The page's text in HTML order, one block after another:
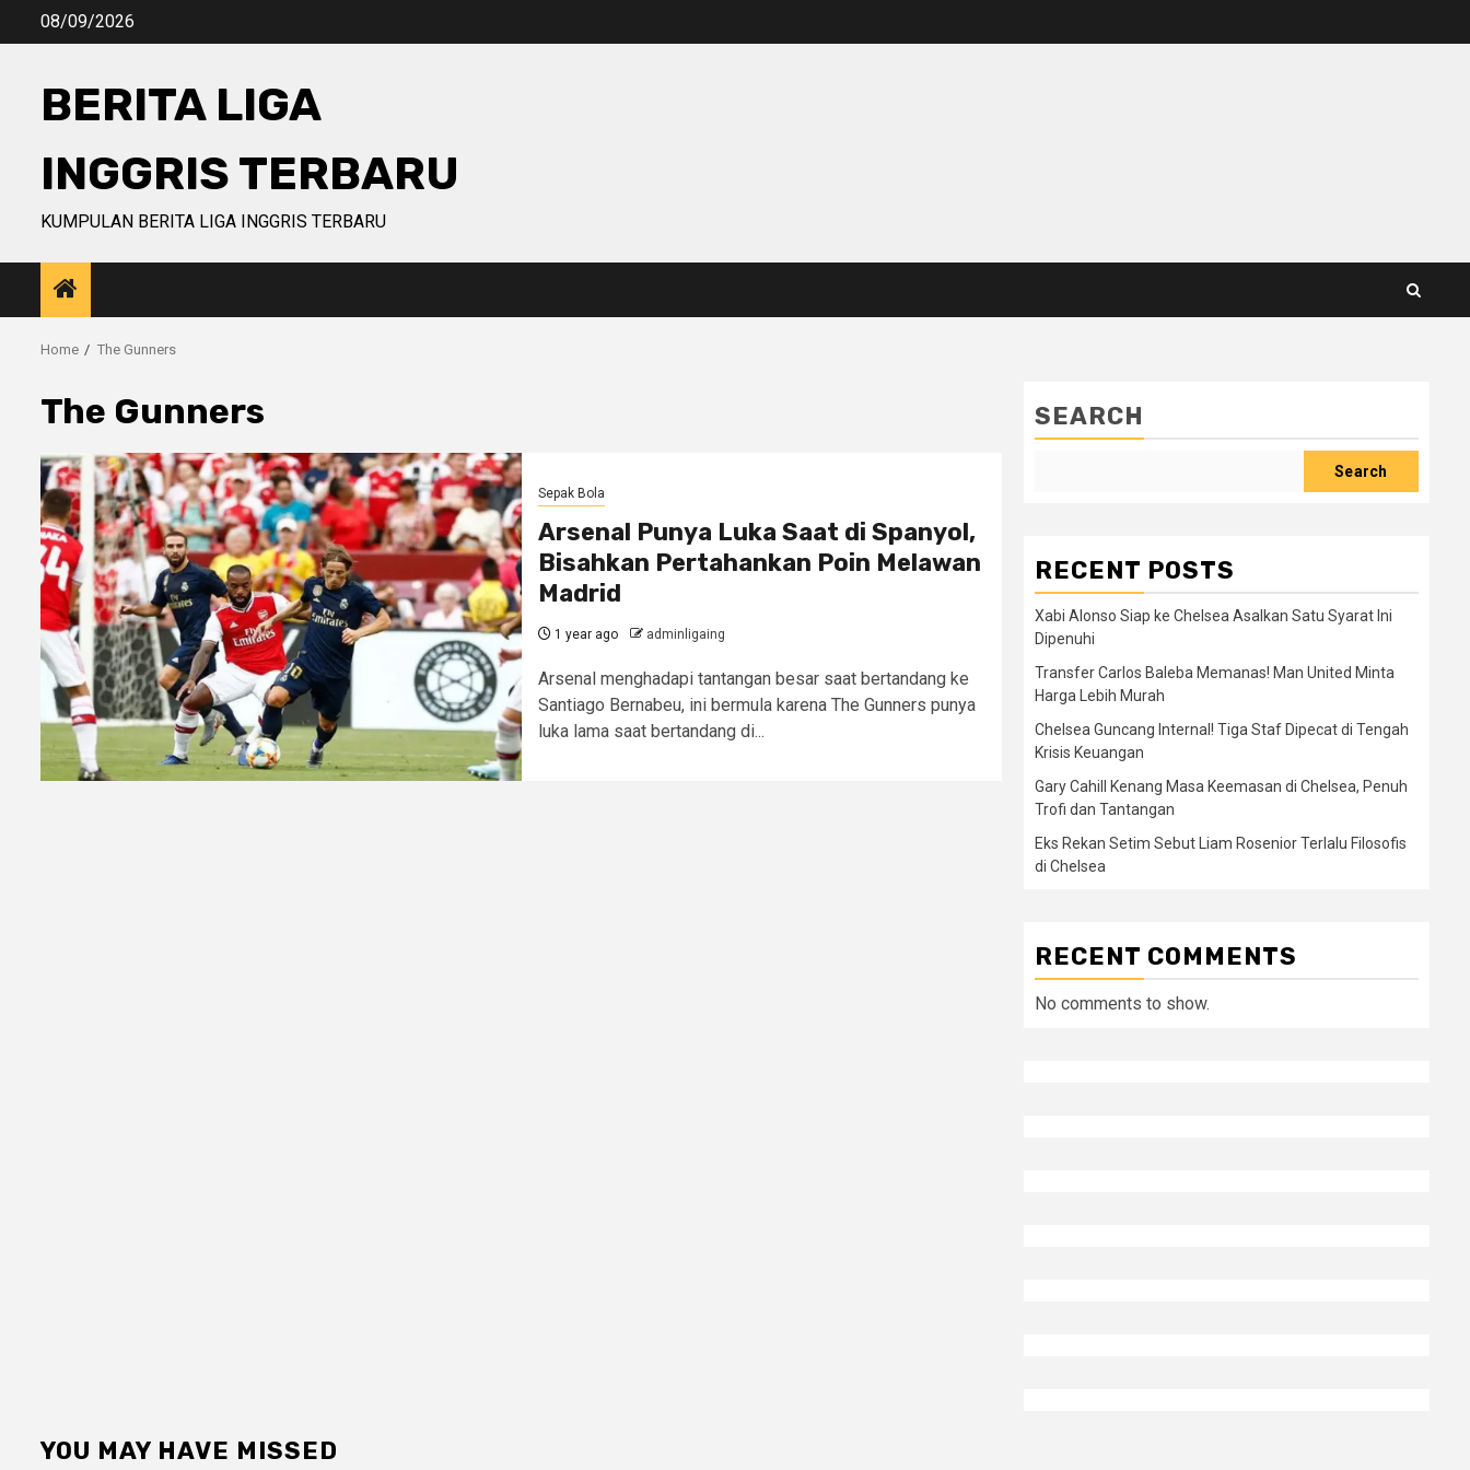
08/09/2026
BERITA LIGA
INGGRIS TERBARU
KUMPULAN BERITA LIGA INGGRIS TERBARU
Home The Gunners
The Gunners
Sepak Bola
Arsenal Punya Luka Saat di Spanyol,
Bisahkan Pertahankan Poin Melawan
Madrid
1 year ago adminligaing
Arsenal menghadapi tantangan besar saat bertandang ke
Santiago Bernabeu, ini bermula karena The Gunners punya
luka lama saat bertandang di...
SEARCH
Search
RECENT POSTS
Xabi Alonso Siap ke Chelsea Asalkan Satu Syarat Ini
Dipenuhi
Transfer Carlos Baleba Memanas! Man United Minta
Harga Lebih Murah
Chelsea Guncang Internal! Tiga Staf Dipecat di Tengah
Krisis Keuangan
Gary Cahill Kenang Masa Keemasan di Chelsea, Penuh
Trofi dan Tantangan
Eks Rekan Setim Sebut Liam Rosenior Terlalu Filosofis
di Chelsea
RECENT COMMENTS
No comments to show.
YOU MAY HAVE MISSED